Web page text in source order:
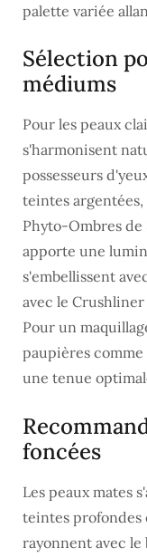
palette variée
Sélection
médiums
Pour les peaux
s'harmonisent
possesseurs
teintes
Phyto-Ombres de
apporte une
s'embellissent
avec le
Pour un
paupières
une tenue
foncées
Les peaux mates
teintes profondes
rayonnent avec